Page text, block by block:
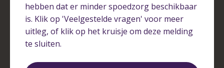
Verwijzing
De huisarts verwijst mij door naar een andere
hebben dat er minder spoedzorg beschikbaar
is. Klik op 'Veelgestelde vragen' voor meer
uitleg, of klik op het kruisje om deze melding
te sluiten.